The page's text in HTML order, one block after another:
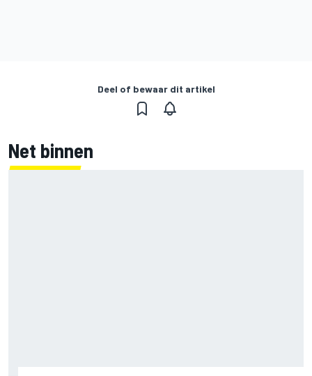
Deel of bewaar dit artikel
Net binnen